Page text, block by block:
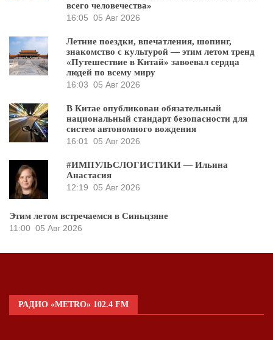
всего человечества»
16:05 05 Авг 2026
Летние поездки, впечатления, шопинг,
знакомство с культурой — этим летом тренд
«Путешествие в Китай» завоевал сердца
людей по всему миру
16:03 05 Авг 2026
В Китае опубликован обязательный
национальный стандарт безопасности для
систем автономного вождения
16:01
05 Авг 2026
#ИМПУЛЬСЛОГИСТИКИ — Ильина
Анастасия
12:19 05 Авг 2026
Этим летом встречаемся в Синьцзяне
11:00 05 Авг 2026
РАДИО «METRO» 102.4 FM